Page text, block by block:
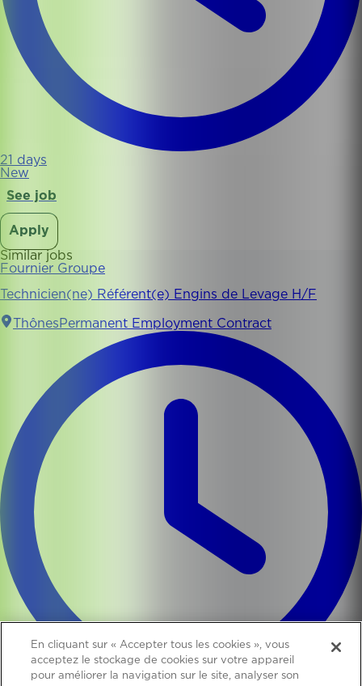
21 days
New
See job
Apply
Similar jobs
Fournier Groupe
Technicien(ne) Référent(e) Engins de Levage H/F
Thônes Permanent Employment Contract
En cliquant sur « Accepter tous les cookies », vous
acceptez le stockage de cookies sur votre appareil
pour améliorer la navigation sur le site, analyser son